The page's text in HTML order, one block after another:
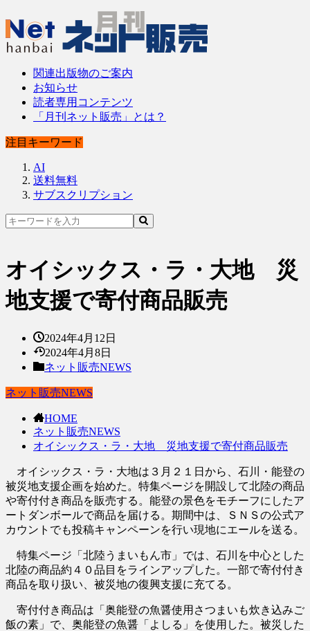
関連出版物のご案内
お知らせ
読者専用コンテンツ
「月刊ネット販売」とは？
注目キーワード
AI
送料無料
サブスクリプション
オイシックス・ラ・大地 災
地支援で寄付商品販売
2024年4月12日
2024年4月8日
ネット販売NEWS
ネット販売NEWS
HOME
ネット販売NEWS
オイシックス・ラ・大地 災地支援で寄付商品販売
オイシックス・ラ・大地は３月２１日から、石川・能登の
被災地支援企画を始めた。特集ページを開設して北陸の商品
や寄付付き商品を販売する。能登の景色をモチーフにしたア
ートダンボールで商品を届ける。期間中は、ＳＮＳの公式ア
カウントでも投稿キャンペーンを行い現地にエールを送る。
特集ページ「北陸うまいもん市」では、石川を中心とした
北陸の商品約４０品目をラインアップした。一部で寄付付き
商品を取り扱い、被災地の復興支援に充てる。
寄付付き商品は「奥能登の魚醤使用さつまいも炊き込みご
飯の素」で、奥能登の魚醤「よしる」を使用した。被災した